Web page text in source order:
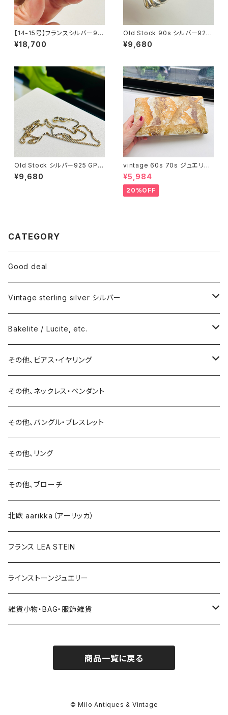
【14-15号】フランスシルバー92
5 Organic バンドヘビーリング
¥18,700
Old Stock 90s シルバー925
シェルピアス
¥9,680
Old Stock シルバー925 GP
ショートチェーン
¥9,680
vintage 60s 70s ジュエリー
ボックス（サイズ L・ベージュ模
様）
¥5,984
20%OFF
CATEGORY
Good deal
Vintage sterling silver シルバー
ネックレス
バングル・ブレスレット
リング
15号以上
ピアス
イヤリング
ブローチ
その他
Bakelite / Lucite, etc.
ピアス・イヤリング
リング
バングル・ブレスレット
ブローチ
ネックレス
その他、ピアス・イヤリング
ピアス
イヤリング
その他、ネックレス・ペンダント
その他、バングル・ブレスレット
その他、リング
その他、ブローチ
北欧 aarikka（アーリッカ）
フランス LEA STEIN
ラインストーンジュエリー
雑貨小物・BAG・服飾雑貨
ハンドバッグ etc. 服飾雑貨
雑貨（置き物、食器 etc.）
商品一覧に戻る
© Milo Antiques & Vintage